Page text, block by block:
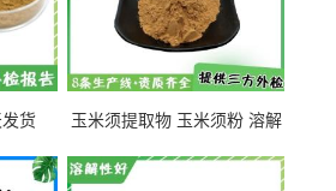
货
玉米须提取物 玉米须粉 溶解